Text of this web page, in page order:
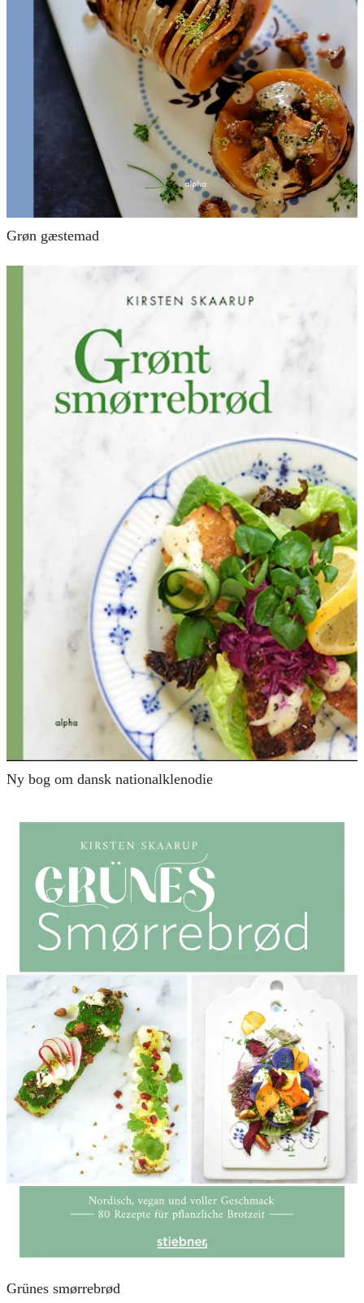
Grøn gæstemad
Ny bog om dansk nationalklenodie
Grünes smørrebrød